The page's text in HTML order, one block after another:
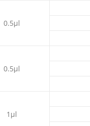
0.5μl
0.5μl
1μl